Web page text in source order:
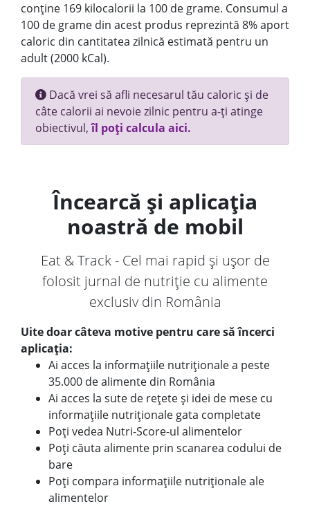
conține 169 kilocalorii la 100 de grame. Consumul a
100 de grame din acest produs reprezintă 8% aport
caloric din cantitatea zilnică estimată pentru un
adult (2000 kCal).
Dacă vrei să afli necesarul tău caloric și de
câte calorii ai nevoie zilnic pentru a-ți atinge
obiectivul,îl poți calcula aici.
Încearcă și aplicația
noastră de mobil
Eat & Track - Cel mai rapid și ușor de
folosit jurnal de nutriție cu alimente
exclusiv din România
Uite doar câteva motive pentru care să încerci
aplicația:
Ai acces la informațiile nutriționale a peste
35.000 de alimente din România
Ai acces la sute de rețete și idei de mese cu
informațiile nutriționale gata completate
Poți vedea Nutri-Score-ul alimentelor
Poți căuta alimente prin scanarea codului de
bare
Poți compara informațiile nutriționale ale
alimentelor